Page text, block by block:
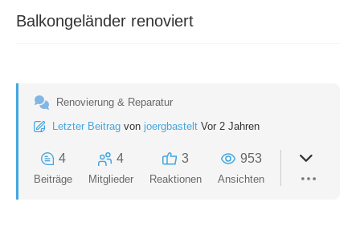
Balkongeländer renoviert
Renovierung & Reparatur
Letzter Beitrag von joergbastelt Vor 2 Jahren
4
Beiträge
4
Mitglieder
3
Reaktionen
953
Ansichten